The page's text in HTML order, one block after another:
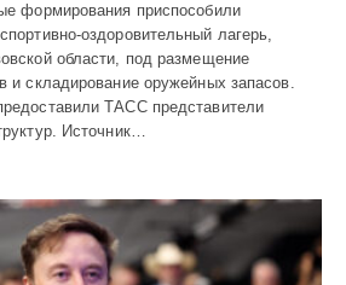
формирования приспособили
оздоровительный лагерь,
области, под размещение
и складирование оружейных запасов.
ТАСС представители
Источник…